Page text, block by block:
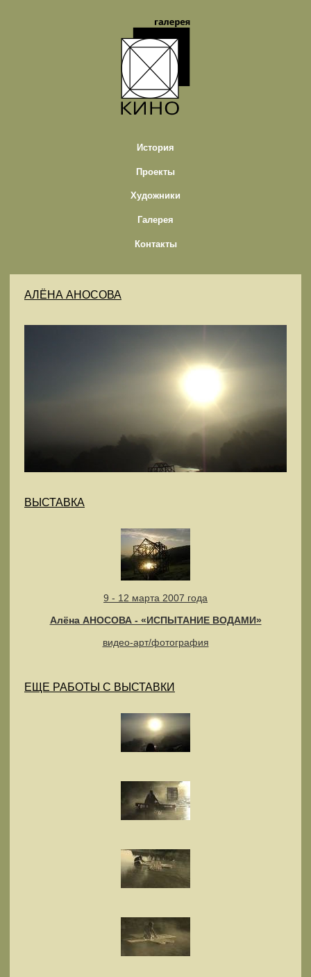
История
Проекты
Художники
Галерея
Контакты
АЛЁНА АНОСОВА
ВЫСТАВКА
9 - 12 марта 2007 года
Алёна АНОСОВА - «ИСПЫТАНИЕ ВОДАМИ»
видео-арт/фотография
ЕЩЕ РАБОТЫ С ВЫСТАВКИ